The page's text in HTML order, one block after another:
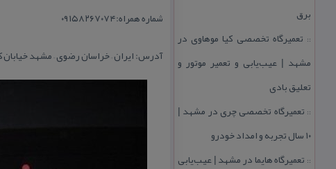
برق
:: تعمیرگاه تخصصی كیا موهاوی در
مشهد | عیب‌یابی و تعمیر موتور و
تعلیق بادی
:: تعمیرگاه تخصصی چری در مشهد |
۱۰ سال تجربه و امداد خودرو
:: تعمیرگاه هایما در مشهد | عیب‌یابی
شماره همراه:۰۹۱۵۸۲۶۷۰۷۴
آدرس: ایران – خراسان رضوی – مشهد